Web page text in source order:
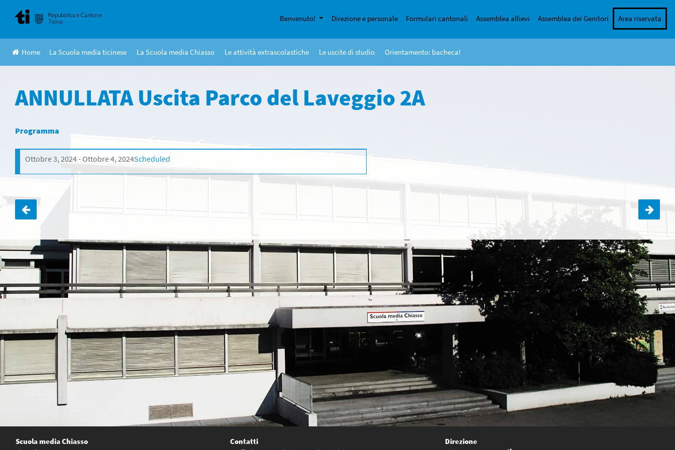
content
Benvenuto! Direzione e personale Formulari cantonali Assemblea allievi Assemblea dei Genitori Area riservata
Home La Scuola media ticinese La Scuola media Chiasso Le attività extrascolastiche Le uscite di studio Orientamento: bacheca!
ANNULLATA Uscita Parco del Laveggio 2A
Programma
Ottobre 3, 2024 Ottobre 4, 2024Scheduled
Navigazione
articoli
Uscita Parco del Laveggio 2B,2C
Scuola media Chiasso
Contatti
Direzione